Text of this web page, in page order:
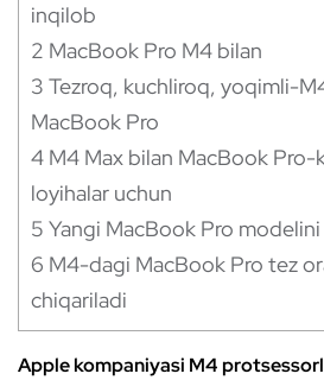
inqilob
2 MacBook Pro M4 bilan
3 Tezroq, kuchliroq, yoqimli-
MacBook Pro
4 M4 Max bilan MacBook Pro-
loyihalar uchun
5 Yangi MacBook Pro
6 M4-dagi MacBook Pro tez
chiqariladi
Apple kompaniyasi M4